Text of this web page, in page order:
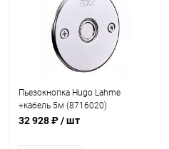
Пьезокнопка Hugo Lahme
+кабель 5м (8716020)
32 928 ₽/ шт